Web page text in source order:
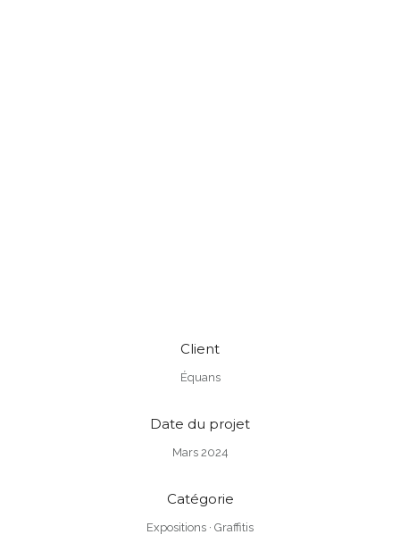
Client
Équans
Date du projet
Mars 2024
Catégorie
Expositions · Graffitis